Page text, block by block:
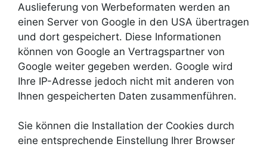
Auslieferung von Werbeformaten werden an
einen Server von Google in den USA übertragen
und dort gespeichert. Diese Informationen
können von Google an Vertragspartner von
Google weiter gegeben werden. Google wird
Ihre IP-Adresse jedoch nicht mit anderen von
Ihnen gespeicherten Daten zusammenführen.
Sie können die Installation der Cookies durch
eine entsprechende Einstellung Ihrer Browser